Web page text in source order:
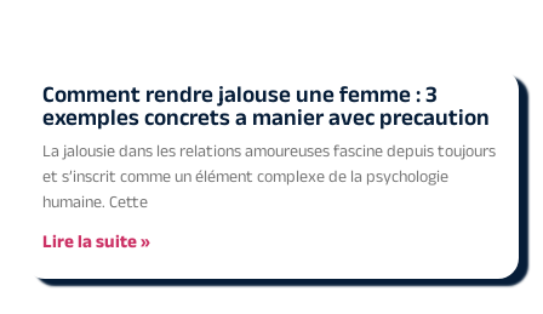
Comment rendre jalouse une femme : 3
exemples concrets a manier avec precaution
La jalousie dans les relations amoureuses fascine depuis toujours
et s’inscrit comme un élément complexe de la psychologie
humaine. Cette
Lire la suite »